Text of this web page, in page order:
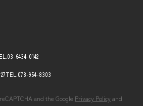
03-6434-0142
TEL.078-954-8303
and the Google Privacy Policy and